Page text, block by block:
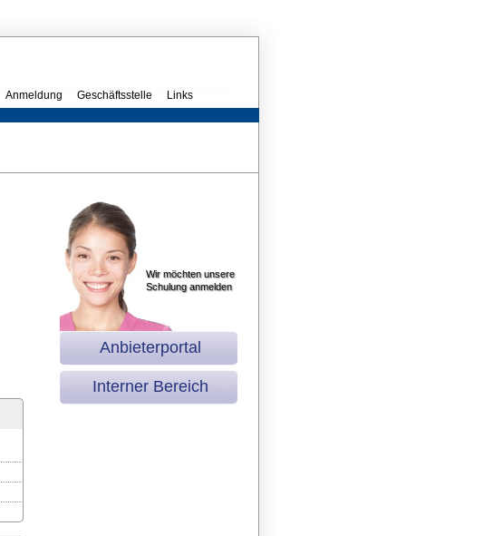
Anmeldung Geschäftsstelle Links
Wir möchten unsere
Schulung anmelden
Anbieterportal
Interner Bereich